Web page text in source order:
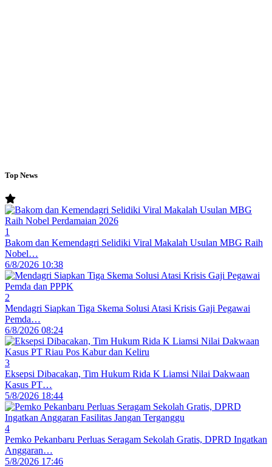
Top News
1
Bakom dan Kemendagri Selidiki Viral Makalah Usulan MBG Raih
Nobel…
6/8/2026 10:38
2
Mendagri Siapkan Tiga Skema Solusi Atasi Krisis Gaji Pegawai
Pemda…
6/8/2026 08:24
3
Eksepsi Dibacakan, Tim Hukum Rida K Liamsi Nilai Dakwaan
Kasus PT…
5/8/2026 18:44
4
Pemko Pekanbaru Perluas Seragam Sekolah Gratis, DPRD Ingatkan
Anggaran…
5/8/2026 17:46